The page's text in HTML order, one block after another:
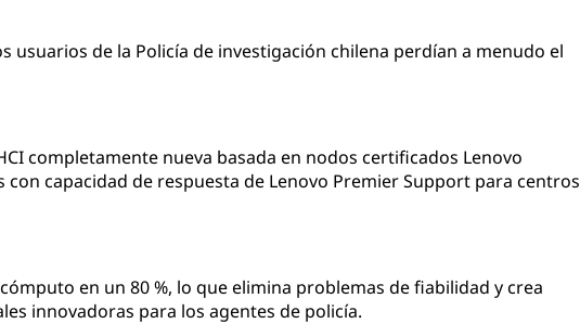
usuarios de la Policía de investigación chilena perdían a menudo el
completamente nueva basada en nodos certificados Lenovo
con capacidad de respuesta de Lenovo Premier Support para centros
en un 80 %, lo que elimina problemas de fiabilidad y crea
innovadoras para los agentes de policía.